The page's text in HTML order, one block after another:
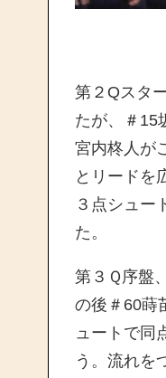
第２Qスタ
たが、＃15
宮内柊人が
とリードを
３点シュー
た。
第３Ｑ序盤
の後＃60蒔
ュートで同
う。流れを